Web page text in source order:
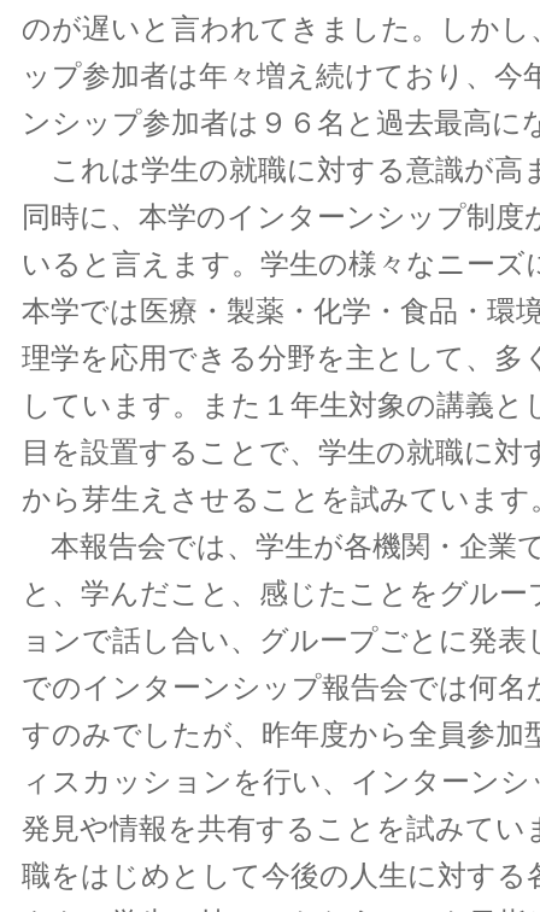
のが遅いと言われてきました。しか
ップ参加者は年々増え続けており、今
ンシップ参加者は９６名と過去最高に
これは学生の就職に対する意識が高
同時に、本学のインターンシップ制度
いると言えます。学生の様々なニーズ
本学では医療・製薬・化学・食品・環
理学を応用できる分野を主として、多
しています。また１年生対象の講義と
目を設置することで、学生の就職に対
から芽生えさせることを試みています
本報告会では、学生が各機関・企業
と、学んだこと、感じたことをグル
ョンで話し合い、グループごとに発
でのインターンシップ報告会では何名
すのみでしたが、昨年度から全員参加
ィスカッションを行い、インターン
発見や情報を共有することを試みてい
職をはじめとして今後の人生に対する